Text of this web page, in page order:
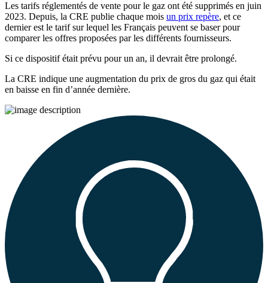
Les tarifs réglementés de vente pour le gaz ont été supprimés en juin
2023. Depuis, la CRE publie chaque mois un prix repère, et ce
dernier est le tarif sur lequel les Français peuvent se baser pour
comparer les offres proposées par les différents fournisseurs.
Si ce dispositif était prévu pour un an, il devrait être prolongé.
La CRE indique une augmentation du prix de gros du gaz qui était
en baisse en fin d’année dernière.